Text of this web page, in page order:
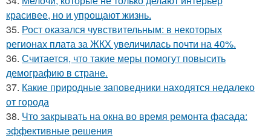
красивее, но и упрощают жизнь.
35. Рост оказался чувствительным: в некоторых
регионах плата за ЖКХ увеличилась почти на 40%.
36. Считается, что такие меры помогут повысить
демографию в стране.
37. Какие природные заповедники находятся недалеко
от города
38. Что закрывать на окна во время ремонта фасада:
эффективные решения